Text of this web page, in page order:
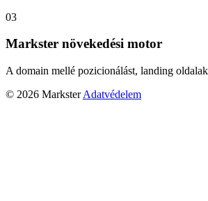
03
Markster növekedési motor
A domain mellé pozicionálást, landing
© 2026 Markster Adatvédelem